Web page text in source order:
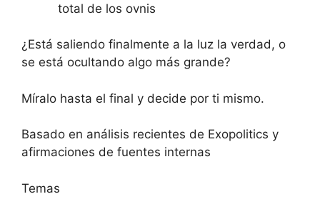
total de los ovnis
¿Está saliendo finalmente a la luz la verdad, o
se está ocultando algo más grande?
Míralo hasta el final y decide por ti mismo.
Basado en análisis recientes de Exopolitics y
afirmaciones de fuentes internas
Temas